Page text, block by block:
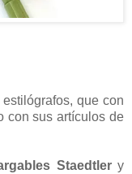
que con
con sus artículos de
Staedtlery